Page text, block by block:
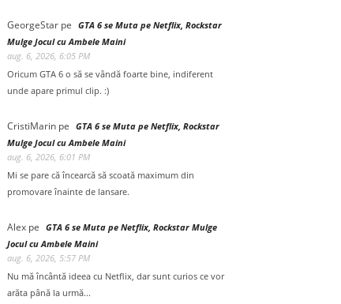
GeorgeStar pe GTA 6 se Muta pe Netflix, Rockstar
Mulge Jocul cu Ambele Maini
aug. 6, 2026, 6:05 PM
Oricum GTA 6 o să se vândă foarte bine, indiferent
unde apare primul clip. :)
CristiMarin pe GTA 6 se Muta pe Netflix, Rockstar
Mulge Jocul cu Ambele Maini
aug. 6, 2026, 6:01 PM
Mi se pare că încearcă să scoată maximum din
promovare înainte de lansare.
Alex pe GTA 6 se Muta pe Netflix, Rockstar Mulge
Jocul cu Ambele Maini
aug. 6, 2026, 5:57 PM
Nu mă încântă ideea cu Netflix, dar sunt curios ce vor
arăta până la urmă...